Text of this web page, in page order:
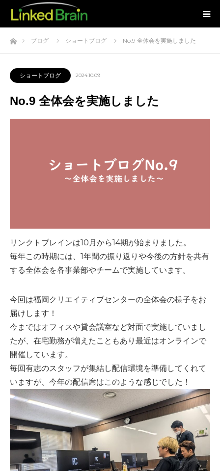
ホームブログ ショートブログ No.9 全体会を実施しました
ショートブログ 2024.10.09
No.9 全体会を実施しました
リンクトブレインは10月から14期が始まりました。
毎年この時期には、1年間の振り返りや今後の方針を共有
する全体会を各事業部やチームで実施しています。
今回は福岡クリエイティブセンターの全体会の様子をお
届けします！
今まではオフィスや貸会議室など対面で実施していまし
たが、在宅勤務が増えたこともあり最近はオンラインで
開催しています。
毎回有志のスタッフが集結し配信環境を準備してくれて
いますが、今年の配信席はこのような感じでした！